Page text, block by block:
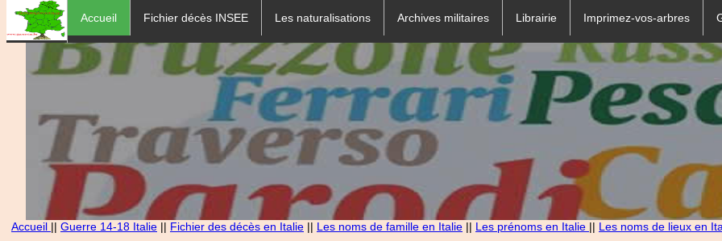
Accueil Fichier décès INSEE Les naturalisations Archives militaires Librairie Imprimez-vos-arbres
Accueil || Guerre 14-18 Italie || Fichier des décès en Italie || Les noms de famille en Italie || Les prénoms en Italie || Les noms de lieux en